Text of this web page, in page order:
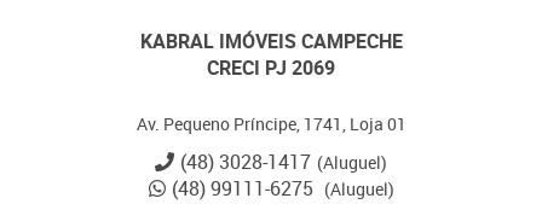
KABRAL IMÓVEIS CAMPECHE
CRECI PJ 2069
Av. Pequeno Príncipe, 1741, Loja 01
(48) 3028-1417 (Aluguel)
(48) 99111-6275 (Aluguel)